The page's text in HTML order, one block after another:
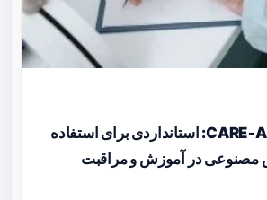
چارچوب جهانی CARE‑AI: استانداردی برای استفاده
مصنوعی در آموزش و مراقبت